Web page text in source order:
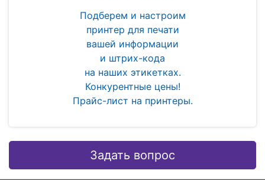
Подберем и настроим
принтер для печати
вашей информации
и штрих-кода
на наших этикетках.
Конкурентные цены!
Прайс-лист на принтеры.
Задать вопрос